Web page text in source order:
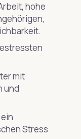
hohe
mit
und
Stress